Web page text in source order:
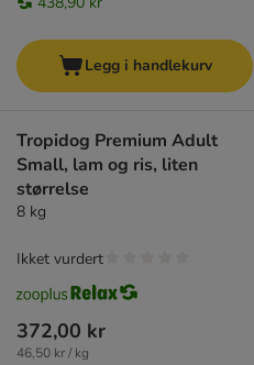
Legg i handlekurv
Tropidog Premium Adult
Small, lam og ris, liten
størrelse
8 kg
372,00 kr
46,50 kr / kg
Ikket vurdert